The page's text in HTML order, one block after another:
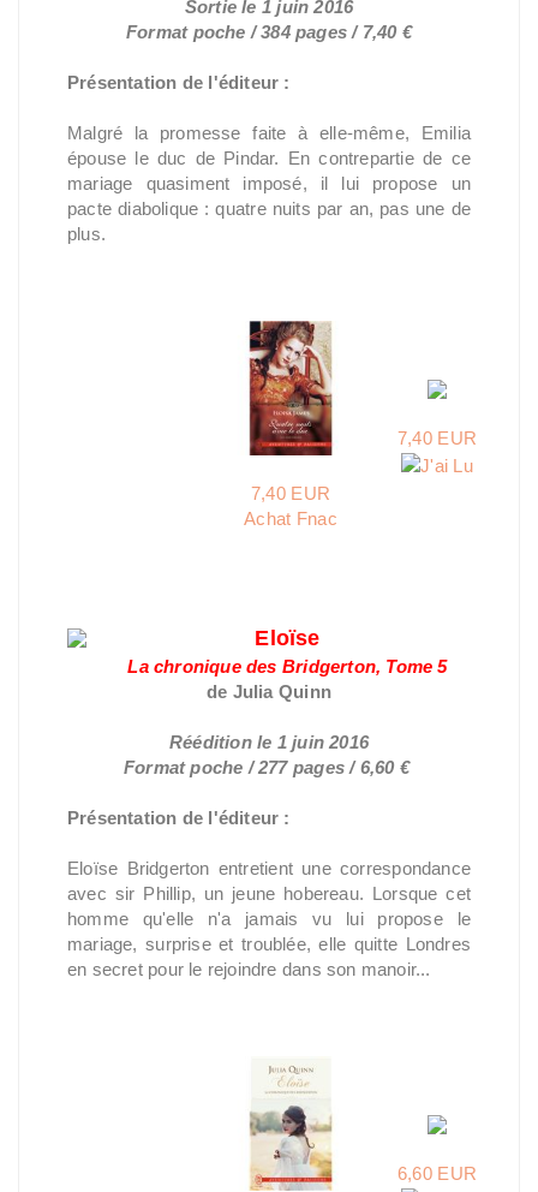
Sortie le 1 juin 2016
Format poche / 384 pages / 7,40 €
Présentation de l'éditeur :
Malgré la promesse faite à elle-même, Emilia
épouse le duc de Pindar. En contrepartie de ce
mariage quasiment imposé, il lui propose un
pacte diabolique : quatre nuits par an, pas une de
plus.
7,40 EUR
Achat Fnac
7,40 EUR
Eloïse
La chronique des Bridgerton, Tome 5
de Julia Quinn
Réédition le 1 juin 2016
Format poche / 277 pages / 6,60 €
Présentation de l'éditeur :
Eloïse Bridgerton entretient une correspondance
avec sir Phillip, un jeune hobereau. Lorsque cet
homme qu'elle n'a jamais vu lui propose le
mariage, surprise et troublée, elle quitte Londres
en secret pour le rejoindre dans son manoir...
6,60 EUR